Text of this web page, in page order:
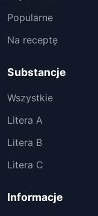
Popularne
Na receptę
Substancje
Wszystkie
Litera A
Litera B
Litera C
Informacje